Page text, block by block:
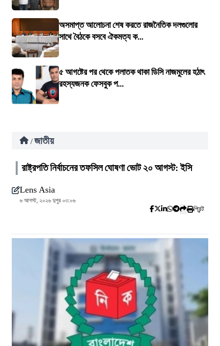
অসমাপ্ত আলোচনা শেষ করতে রাজনৈতিক দলগুলোর
সাথে বৈঠকে বসবে ঐকমত্য ক...
৫ আগষ্টের পর থেকে পলাতক থাকা ডিসি নাজমুলের হঠাৎ
রহস্যজনক ফেসবুক প...
/ জাতীয়
রাষ্ট্রপতি নির্বাচনের তফসিল ঘোষণা ভোট ২০ আগস্ট: ইসি
Lens Asia
৬ আগস্ট, ২০২৬ দুপুর ০৩:০৬
প্রিন্ট